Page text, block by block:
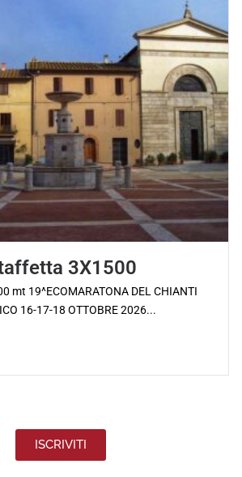
3X1500
mt 19^ECOMARATONA DEL CHIANTI
16-17-18 OTTOBRE 2026...
ISCRIVITI